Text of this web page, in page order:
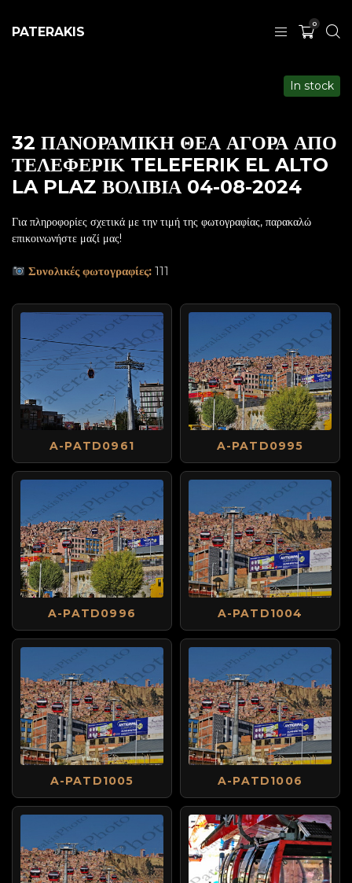
PATERAKIS
0
32 ΠΑΝΟΡΑΜΙΚΗ ΘΕΑ ΑΓΟΡΑ ΑΠΟ
ΤΕΛΕΦΕΡΙΚ TELEFERIK EL ALTO
LA PLAZ ΒΟΛΙΒΙΑ 04-08-2024
In stock
Για πληροφορίες σχετικά με την τιμή της φωτογραφίας, παρακαλώ
επικοινωνήστε μαζί μας!
Συνολικές φωτογραφίες: 111
A-PATD0961 A-PATD0995
A-PATD0996 A-PATD1004
A-PATD1005 A-PATD1006